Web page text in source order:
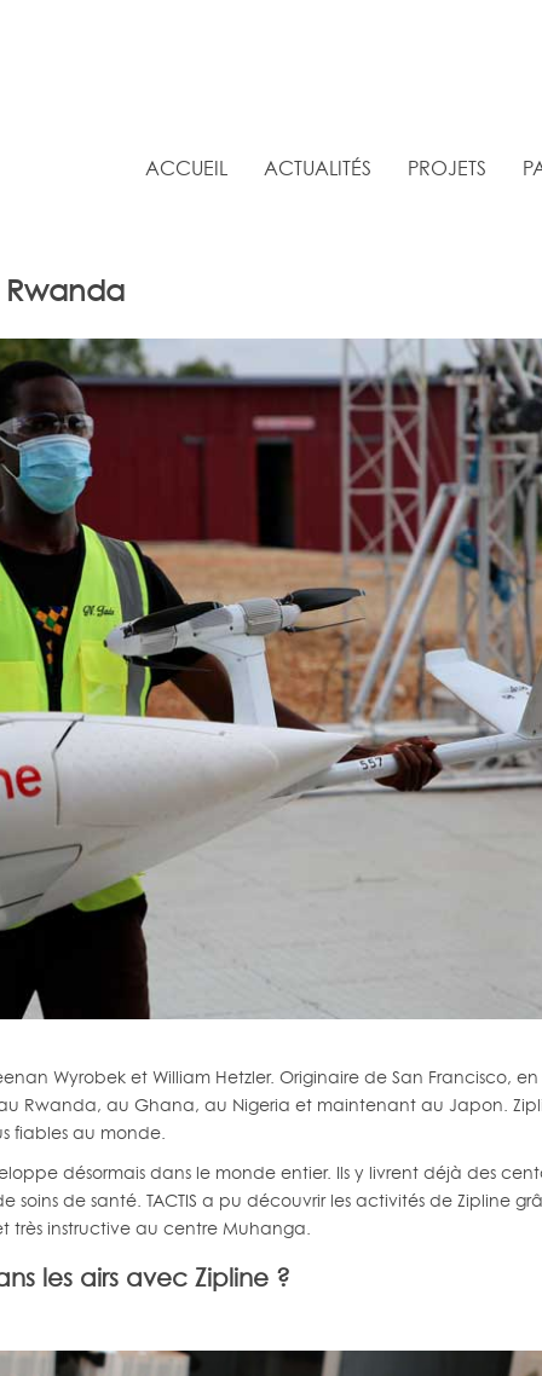
ACCUEIL ACTUALITÉS PROJETS
Rwanda
Wyrobek et William Hetzler. Originaire de San Francisco,
Rwanda, au Ghana, au Nigeria et maintenant au Japon.
fiables au monde.
désormais dans le monde entier. Ils y livrent déjà des
de santé. TACTIS a pu découvrir les activités de Zipline
très instructive au centre Muhanga.
les airs avec Zipline ?